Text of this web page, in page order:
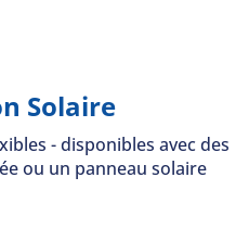
Solaire
- disponibles avec des
ou un panneau solaire